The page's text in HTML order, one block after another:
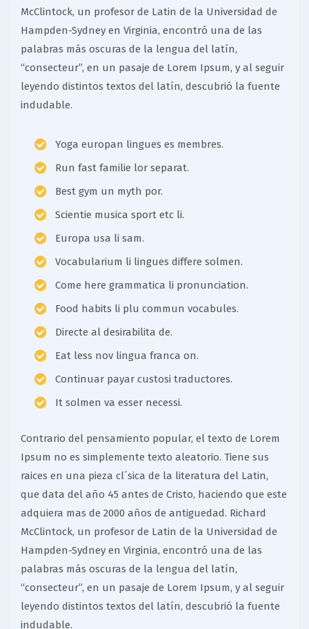
McClintock, un profesor de Latin de la Universidad de
Hampden-Sydney en Virginia, encontró una de las
palabras más oscuras de la lengua del latín,
“consecteur”, en un pasaje de Lorem Ipsum, y al seguir
leyendo distintos textos del latín, descubrió la fuente
indudable.
Yoga europan lingues es membres.
Run fast familie lor separat.
Best gym un myth por.
Scientie musica sport etc li.
Europa usa li sam.
Vocabularium li lingues differe solmen.
Come here grammatica li pronunciation.
Food habits li plu commun vocabules.
Directe al desirabilita de.
Eat less nov lingua franca on.
Continuar payar custosi traductores.
It solmen va esser necessi.
Contrario del pensamiento popular, el texto de Lorem
Ipsum no es simplemente texto aleatorio. Tiene sus
raices en una pieza cl´sica de la literatura del Latin,
que data del año 45 antes de Cristo, haciendo que este
adquiera mas de 2000 años de antiguedad. Richard
McClintock, un profesor de Latin de la Universidad de
Hampden-Sydney en Virginia, encontró una de las
palabras más oscuras de la lengua del latín,
“consecteur”, en un pasaje de Lorem Ipsum, y al seguir
leyendo distintos textos del latín, descubrió la fuente
indudable.